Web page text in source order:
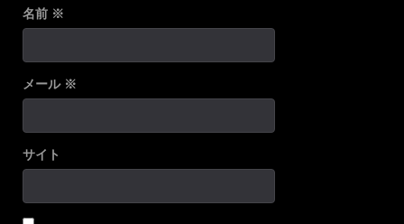
名前 ※
メール ※
サイト